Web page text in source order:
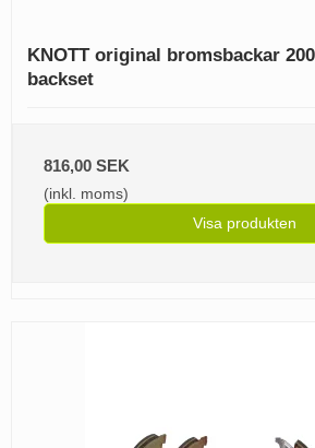
KNOTT original bromsbackar
backset
816,00 SEK
(inkl. moms)
Visa produkten